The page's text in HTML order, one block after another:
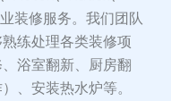
装修服务。我们团队
练处理各类装修项
浴室翻新、厨房翻
、安装热水炉等。